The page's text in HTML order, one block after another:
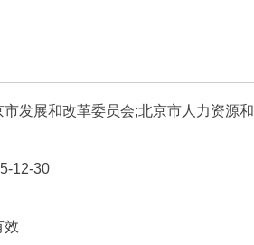
市发展和改革委员会;北京市人力资源和
12-30
效